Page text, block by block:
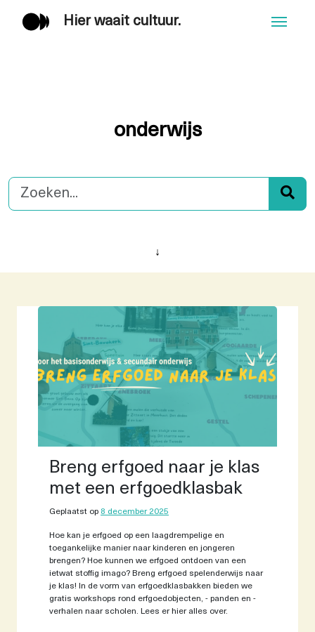
Hier waait cultuur. Menu
onderwijs
↓
Breng erfgoed naar je klas
met een erfgoedklasbak
Geplaatst op 8 december 2025
Hoe kan je erfgoed op een laagdrempelige en
toegankelijke manier naar kinderen en jongeren
brengen? Hoe kunnen we erfgoed ontdoen van een
ietwat stoffig imago? Breng erfgoed spelenderwijs naar
je klas! In de vorm van erfgoedklasbakken bieden we
gratis workshops rond erfgoedobjecten, - panden en -
verhalen naar scholen. Lees er hier alles over.